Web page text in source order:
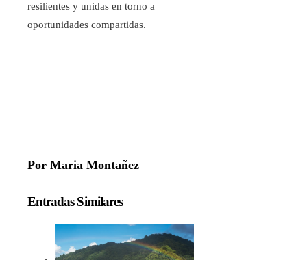
resilientes y unidas en torno a
oportunidades compartidas.
Por Maria Montañez
Entradas Similares